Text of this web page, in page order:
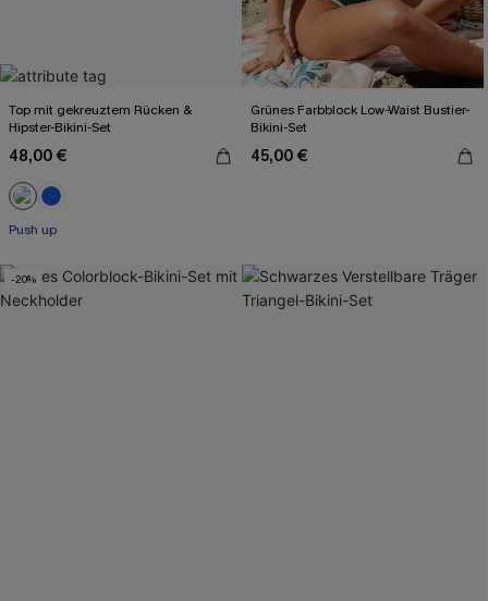
Top mit gekreuztem Rücken &
Hipster-Bikini-Set
48,00 €
Push up
Grünes Farbblock Low-Waist Bustier-
Bikini-Set
45,00 €
-20%